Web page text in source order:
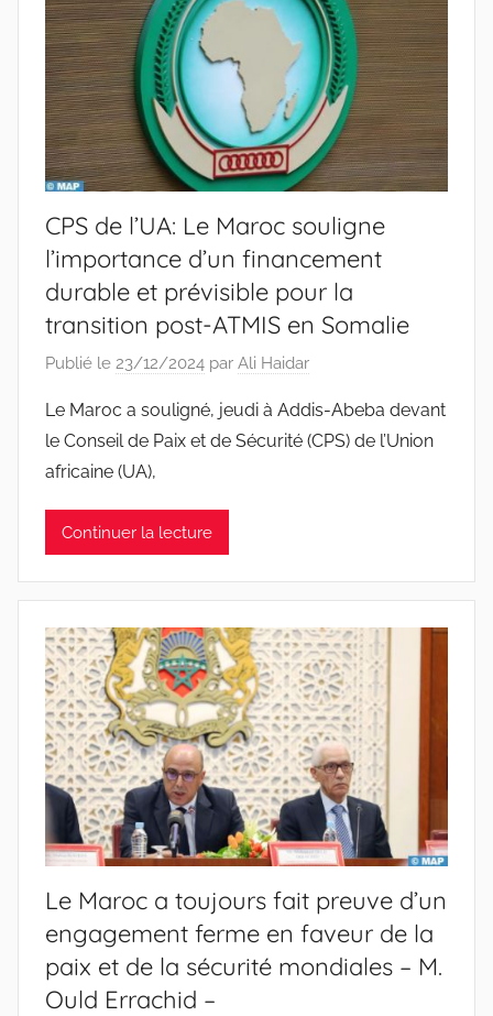
CPS de l’UA: Le Maroc souligne
l’importance d’un financement
durable et prévisible pour la
transition post-ATMIS en Somalie
Publié le 23/12/2024 par Ali Haidar
Le Maroc a souligné, jeudi à Addis-Abeba devant
le Conseil de Paix et de Sécurité (CPS) de l’Union
africaine (UA),
Continuer la lecture
Le Maroc a toujours fait preuve d’un
engagement ferme en faveur de la
paix et de la sécurité mondiales – M.
Ould Errachid –